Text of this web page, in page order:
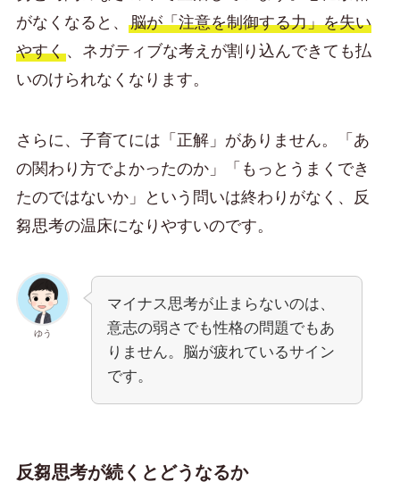
がなくなると、 脳が「注意を制御する力」を失い
やすく、ネガティブな考えが割り込んできても払
いのけられなくなります。
さらに、子育てには「正解」がありません。「あ
の関わり方でよかったのか」「もっとうまくでき
たのではないか」という問いは終わりがなく、反
芻思考の温床になりやすいのです。
ゆう
マイナス思考が止まらないのは、
意志の弱さでも性格の問題でもあ
りません。脳が疲れているサイン
です。
反芻思考が続くとどうなるか